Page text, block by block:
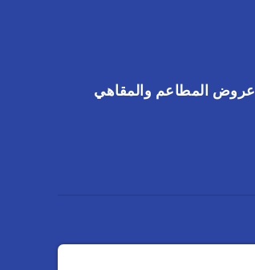
عروض المطاعم والمقاهي